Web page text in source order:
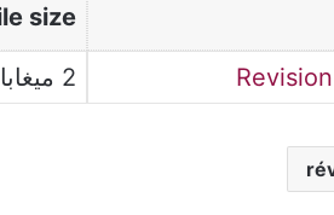
size
2 ميغابايت